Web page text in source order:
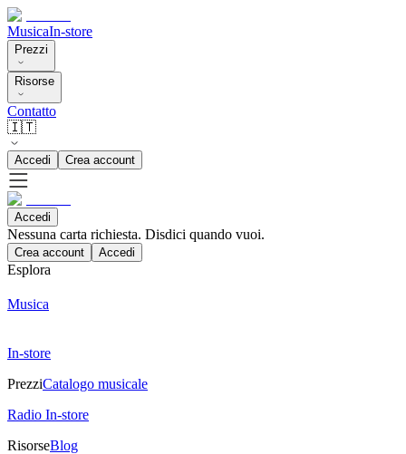
MusicaIn-store
Prezzi
Risorse
Contatto
🇮🇹
Accedi Crea account
Accedi
Nessuna carta richiesta. Disdici quando vuoi.
Crea account Accedi
Esplora
Musica
In-store
PrezziCatalogo musicale
Radio In-store
RisorseBlog